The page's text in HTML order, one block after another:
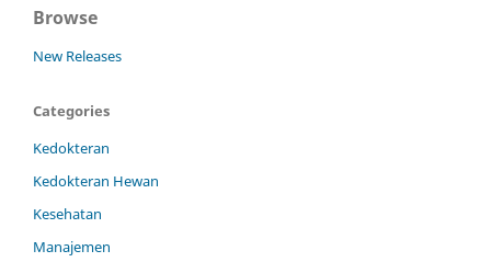
Browse
New Releases
Categories
Kedokteran
Kedokteran Hewan
Kesehatan
Manajemen